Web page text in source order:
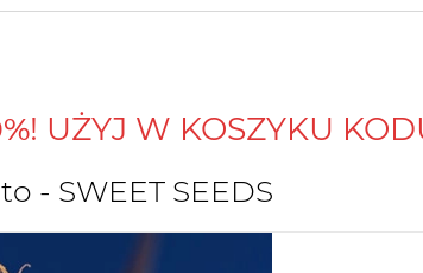
! UŻYJ W KOSZYKU
- SWEET SEEDS